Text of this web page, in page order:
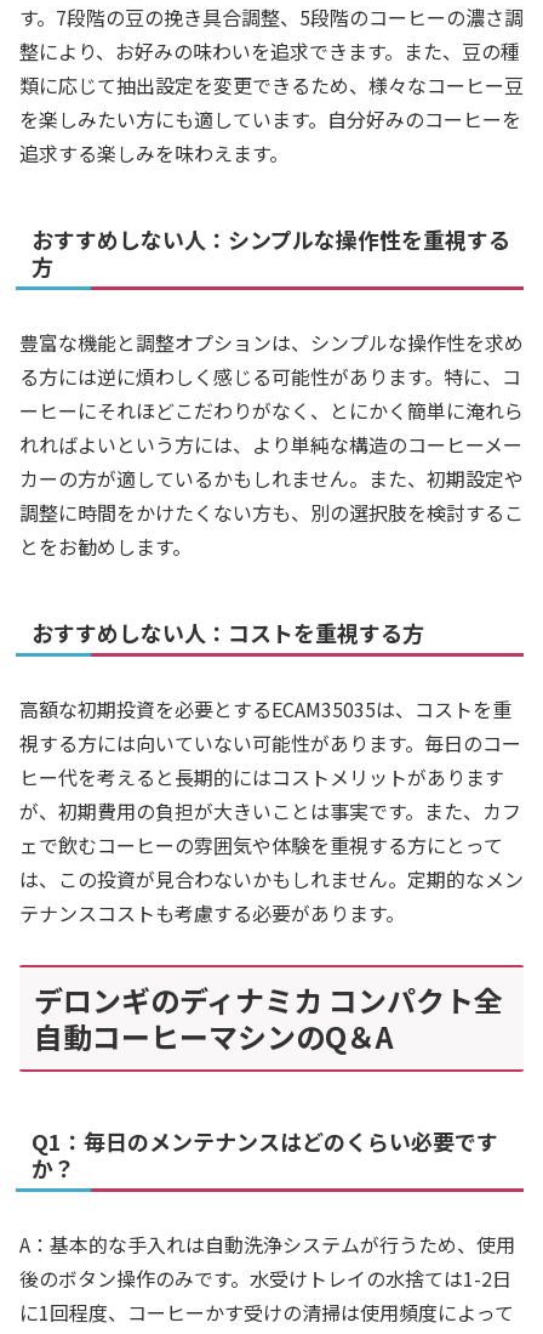
す。7段階の豆の挽き具合調整、5段階のコーヒーの濃さ調
整により、お好みの味わいを追求できます。また、豆の種
類に応じて抽出設定を変更できるため、様々なコーヒー豆
を楽しみたい方にも適しています。自分好みのコーヒーを
追求する楽しみを味わえます。
おすすめしない人：シンプルな操作性を重視する
方
豊富な機能と調整オプションは、シンプルな操作性を求め
る方には逆に煩わしく感じる可能性があります。特に、コ
ーヒーにそれほどこだわりがなく、とにかく簡単に淹れら
れればよいという方には、より単純な構造のコーヒーメー
カーの方が適しているかもしれません。また、初期設定や
調整に時間をかけたくない方も、別の選択肢を検討するこ
とをお勧めします。
おすすめしない人：コストを重視する方
高額な初期投資を必要とするECAM35035は、コストを重
視する方には向いていない可能性があります。毎日のコー
ヒー代を考えると長期的にはコストメリットがあります
が、初期費用の負担が大きいことは事実です。また、カフ
ェで飲むコーヒーの雰囲気や体験を重視する方にとって
は、この投資が見合わないかもしれません。定期的なメン
テナンスコストも考慮する必要があります。
デロンギのディナミカ コンパクト全
自動コーヒーマシンのQ＆A
Q1：毎日のメンテナンスはどのくらい必要です
か？
A：基本的な手入れは自動洗浄システムが行うため、使用
後のボタン操作のみです。水受けトレイの水捨ては1-2日
に1回程度、コーヒーかす受けの清掃は使用頻度によって